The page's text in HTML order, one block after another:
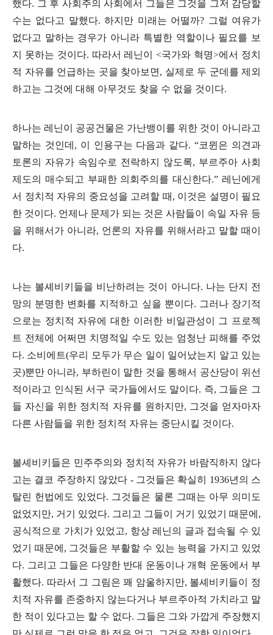
했다. 그 후 사회주의 사회에서 그들은 그것을 그저 감당할
수는 없다고 말했다.하지만 미래는 어떨까? 그럴 여유가
없다고 말하는 경우가 아니라 특별한 역할이나 필요를 보
지 못하는 것이다. 따라서 레닌이 <국가와 혁명>에서 정치
적 자유를 언급하는 곳을 찾아보면 , 실제로 두 군데를 제외
하고는 그것에 대해 아무것도 찾을 수 없을 것이다.
하나는 레닌이 공공건물은 가난뱅이를 위한 것이 아니라고
말하는 것인데 , 이 인용구는 다음과 같다. “코뮌은 의견과
토론의 자유가 속임수로 전락하지 않도록, 부르주아 사회
제도의 매수되고 부패한 의회주의를 대신한다.” 레닌에게
서 정치적 자유의 중요성을 고려할 때 , 이것은 설명이 필요
한 것이다. 언제나 문제가 되는 것은 사람들이 속일 자유 등
을 위해서가 아니라, 언론의 자유를 위해서라고 말할 때이
다.
나는 볼셰비키들을 비난하려는 것이 아니다. 나는 단지 전
망의 분명한 변화를 지적하고 싶을 뿐이다. 그러나 장기적
으로는 정치적 자유에 대한 이러한 비일관성이 그 프로젝
트 전체에 어쩌면 치명적일 수도 있는 엄청난 피해를 주었
다. 소비에트(우리 모두가 무슨 일이 일어났는지 알고 있는
곳)뿐만 아니라, 부하린이 말한 것을 통해서 공산당이 위선
적이라고 인식된 서구 국가들에서도 말이다. 즉, 그들은 그
들 자신을 위한 정치적 자유를 원하지만, 그것을 얻자마자
다른 사람들을 위한 정치적 자유는 중단시킬 것이다.
볼셰비키들은 민주주의와 정치적 자유가 바람직하지 않다
고는 결코 주장하지 않았다 - 그것들은 확실히 1936년의 스
탈린 헌법에도 있었다. 그것들은 물론 그때는 아무 의미도
없었지만, 거기 있었다. 그리고 그들이 거기 있었기 때문에 ,
공식적으로 가치가 있었고, 항상 레닌의 글과 접속될 수 있
었기 때문에 , 그것들은 부활할 수 있는 능력을 가지고 있었
다. 그리고 그들은 다양한 반대 운동이나 개혁 운동에서 부
활했다. 따라서 그 그림은 꽤 암울하지만, 볼셰비키들이 정
치적 자유를 존중하지 않는다거나 부르주아적 가치라고 말
한 적이 있다고는 할 수 없다. 그들은 그와 가깝게 주장했지